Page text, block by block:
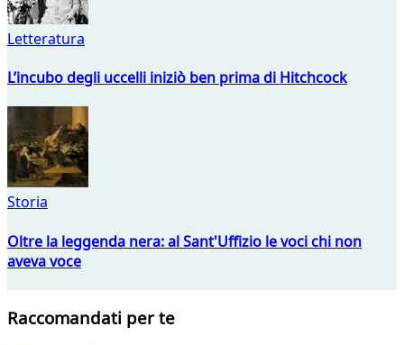
Letteratura
L’incubo degli uccelli iniziò ben prima di Hitchcock
Storia
Oltre la leggenda nera: al Sant'Uffizio le voci chi non
aveva voce
Raccomandati per te